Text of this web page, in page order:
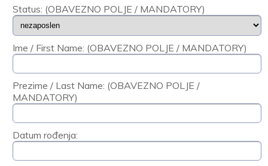
Status: (OBAVEZNO POLJE / MANDATORY)
Ime / First Name: (OBAVEZNO POLJE / MANDATORY)
Prezime / Last Name: (OBAVEZNO POLJE /
MANDATORY)
Datum rođenja: